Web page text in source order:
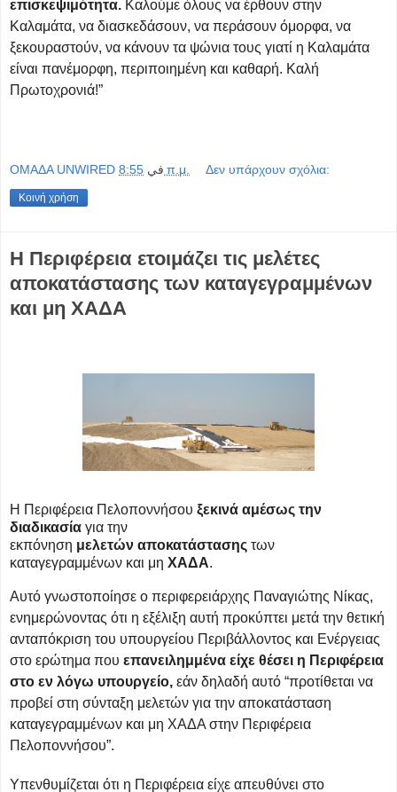
επισκεψιμότητα. Καλούμε όλους να έρθουν στην
Καλαμάτα, να διασκεδάσουν, να περάσουν όμορφα, να
ξεκουραστούν, να κάνουν τα ψώνια τους γιατί η Καλαμάτα
είναι πανέμορφη, περιποιημένη και καθαρή. Καλή
Πρωτοχρονιά!”
OMAΔΑ UNWIRED في 8:55 π.μ. Δεν υπάρχουν σχόλια:
Κοινή χρήση
H Περιφέρεια ετοιμάζει τις μελέτες
αποκατάστασης των καταγεγραμμένων
και μη ΧΑΔΑ
Η Περιφέρεια Πελοποννήσου ξεκινά αμέσως την
διαδικασία για την
εκπόνηση μελετών αποκατάστασης των
καταγεγραμμένων και μη ΧΑΔΑ.
Αυτό γνωστοποίησε ο περιφερειάρχης Παναγιώτης Νίκας,
ενημερώνοντας ότι η εξέλιξη αυτή προκύπτει μετά την θετική
ανταπόκριση του υπουργείου Περιβάλλοντος και Ενέργειας
στο ερώτημα που επανειλημμένα είχε θέσει η Περιφέρεια
στο εν λόγω υπουργείο, εάν δηλαδή αυτό “προτίθεται να
προβεί στη σύνταξη μελετών για την αποκατάσταση
καταγεγραμμένων και μη ΧΑΔΑ στην Περιφέρεια
Πελοποννήσου”.
Υπενθυμίζεται ότι η Περιφέρεια είχε απευθύνει στο